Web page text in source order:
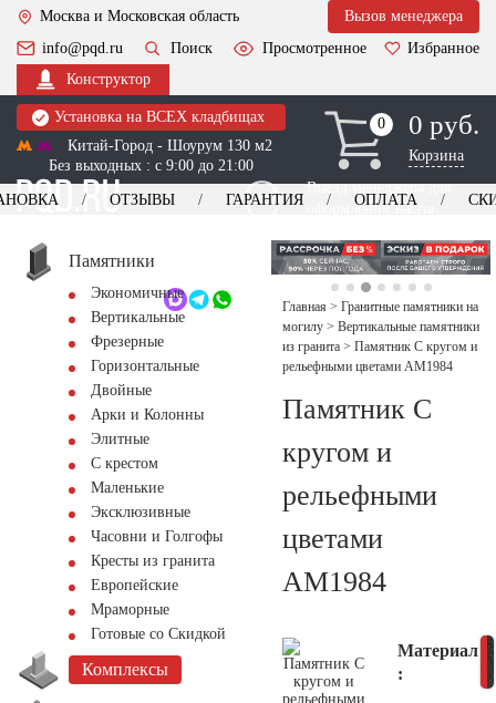
Москва и Московская область
Вызов менеджера
info@pqd.ru
Поиск Просмотренное
Избранное
Конструктор
Установка на ВСЕХ кладбищах
Китай-Город - Шоурум 130 м2
Без выходных : с 9:00 до 21:00
0
0 0 руб.
Корзина
Выезд менеджера для
оформления заказа
+7 (495) 518-44-23
Обратный звонок
ОТЗЫВЫ ГАРАНТИЯ ОПЛАТА
Памятники
Экономичные
Вертикальные
Фрезерные
Горизонтальные
Двойные
Арки и Колонны
Элитные
С крестом
Маленькие
Эксклюзивные
Часовни и Голгофы
Кресты из гранита
Европейские
Мраморные
Готовые со Скидкой
Комплексы
Главная > Гранитные памятники на
могилу > Вертикальные памятники
из гранита > Памятник С кругом и
рельефными цветами AM1984
Памятник С
кругом и
рельефными
цветами
AM1984
Материал
: